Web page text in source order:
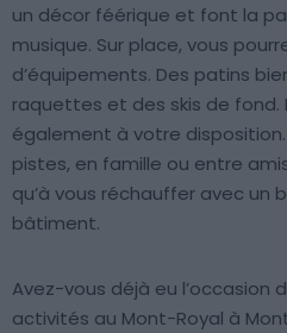
un décor féérique et font la
musique. Sur place, vous
d’équipements. Des patins
raquettes et des skis de fond.
également à votre
pistes, en famille ou entre
qu’à vous réchauffer avec un
bâtiment.
Avez-vous déjà eu l’occasion
activités au Mont-Royal à